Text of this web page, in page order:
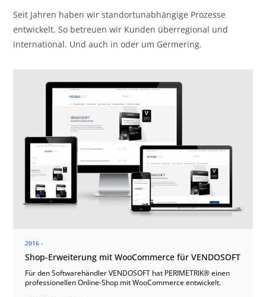
Seit Jahren haben wir standortunabhängige Prozesse
entwickelt. So betreuen wir Kunden überregional und
international. Und auch in oder um Germering.
2016 -
Shop-Erweiterung mit WooCommerce für VENDOSOFT
Für den Softwarehändler VENDOSOFT hat PERIMETRIK® einen
professionellen Online-Shop mit WooCommerce entwickelt.